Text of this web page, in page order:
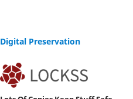
Digital Preservation